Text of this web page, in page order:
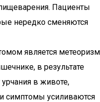
Пациенты
нередко сменяются
является метеоризм
в результате
в животе,
симптомы усиливаются